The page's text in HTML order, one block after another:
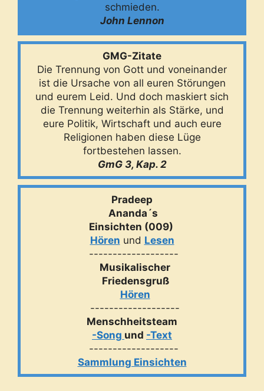
schmieden.
John Lennon
GMG-Zitate
Die Trennung von Gott und voneinander
ist die Ursache von all euren Störungen
und eurem Leid. Und doch maskiert sich
die Trennung weiterhin als Stärke, und
eure Politik, Wirtschaft und auch eure
Religionen haben diese Lüge
fortbestehen lassen.
GmG 3, Kap. 2
Pradeep
Ananda´s
Einsichten (009)
Hören und Lesen
-------------------
Musikalischer
Friedensgruß
Hören
-------------------
Menschheitsteam
-Song und -Text
-------------------
Sammlung Einsichten